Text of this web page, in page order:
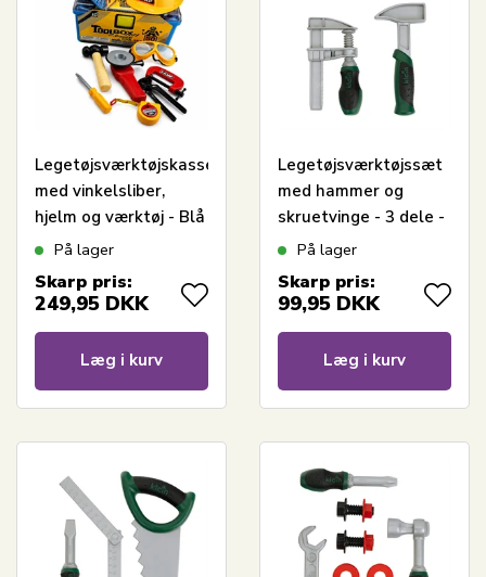
Legetøjsværktøjskasse
med vinkelsliber,
hjelm og værktøj - Blå
- 17x23x35 cm
På lager
Skarp pris:
249,95 DKK
Læg i kurv
Legetøjsværktøjssæt
med hammer og
skruetvinge - 3 dele -
Bosch legetøjsværktøj
På lager
Skarp pris:
99,95 DKK
Læg i kurv